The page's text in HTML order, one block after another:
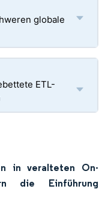
globale
ETL-
in veralteten On-
die Einführung